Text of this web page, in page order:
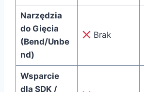
Narzędzia
do Gięcia
(Bend/Unbe
nd)
Brak
Wsparcie
dla SDK /